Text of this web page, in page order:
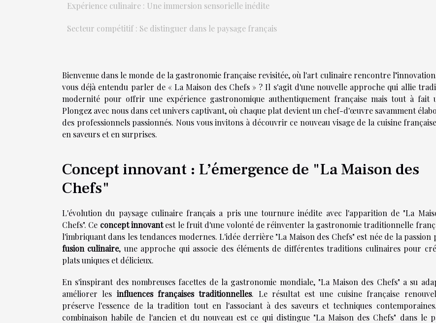
Expérience culinaire : Une immersion sensorielle inédite
Secteur compétitif : Se distinguer dans le paysage français
Bienvenue dans le monde de la gastronomie française revisitée, où l'art culinaire rencontre
vous déjà entendu parler de « La Maison des Chefs » ? Il s'agit d'une nouvelle approche qui allie
modernité pour offrir une expérience gastronomique authentiquement française mais tout à fait
Plongez avec nous dans cet univers captivant, où chaque plat devient un chef-d'œuvre savamment
des professionnels passionnés. Nous vous invitons à découvrir ce nouveau visage de la cuisine
en saveurs et en surprises.
Concept innovant : L’émergence de "La Maison des
Chefs"
L'évolution du paysage culinaire français a pris une tournure inédite avec l'apparition de "La
Chefs". Ce concept innovantest le fruit d'une volonté de réinventer la gastronomie traditionnelle
l'imbriquant dans les tendances modernes. L'idée derrière "La Maison des Chefs" est née de la passion
fusion culinaire, une approche qui associe des éléments de différentes traditions culinaires pour
plats uniques et délicieux.
En s'inspirant des nombreuses facettes de la gastronomie mondiale, "La Maison des Chefs" a su
améliorer les influences françaises traditionnelles. Le résultat est une cuisine française
préserve l'essence de la tradition tout en l'associant à des saveurs et techniques
combinaison habile de l'ancien et du nouveau est ce qui distingue "La Maison des Chefs" dans le